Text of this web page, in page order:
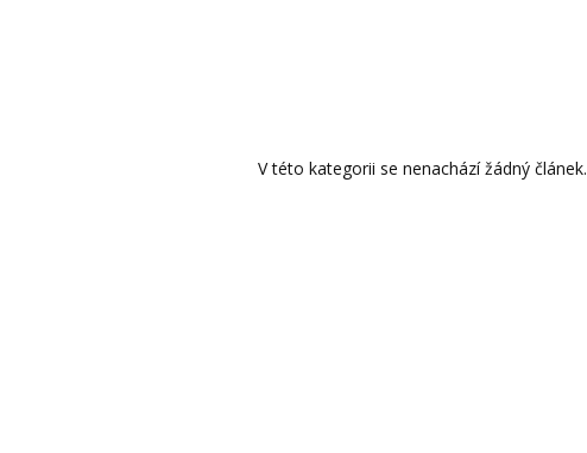
V této kategorii se nenachází žádný článek.